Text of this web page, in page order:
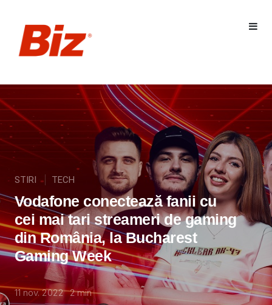
STIRI TECH
Vodafone conectează fanii cu
cei mai tari streameri de gaming
din România, la Bucharest
Gaming Week
11 nov. 2022 2min